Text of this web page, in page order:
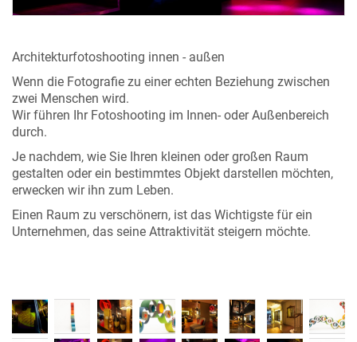
Architekturfotoshooting innen - außen
Wenn die Fotografie zu einer echten Beziehung zwischen
zwei Menschen wird.
Wir führen Ihr Fotoshooting im Innen- oder Außenbereich
durch.
Je nachdem, wie Sie Ihren kleinen oder großen Raum
gestalten oder ein bestimmtes Objekt darstellen möchten,
erwecken wir ihn zum Leben.
Einen Raum zu verschönern, ist das Wichtigste für ein
Unternehmen, das seine Attraktivität steigern möchte.